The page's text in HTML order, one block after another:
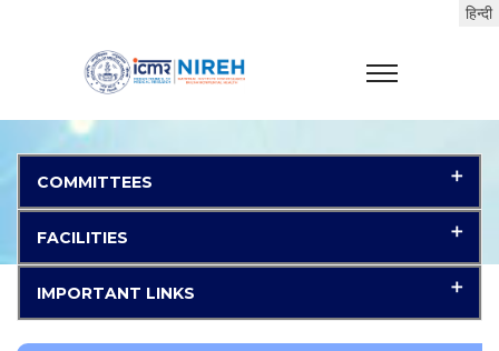
COMMITTEES
FACILITIES
IMPORTANT LINKS